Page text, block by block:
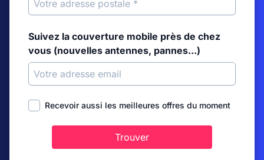
Suivez la couverture mobile près de chez
vous (nouvelles antennes, pannes...)
Recevoir aussi les meilleures offres du moment
Trouver